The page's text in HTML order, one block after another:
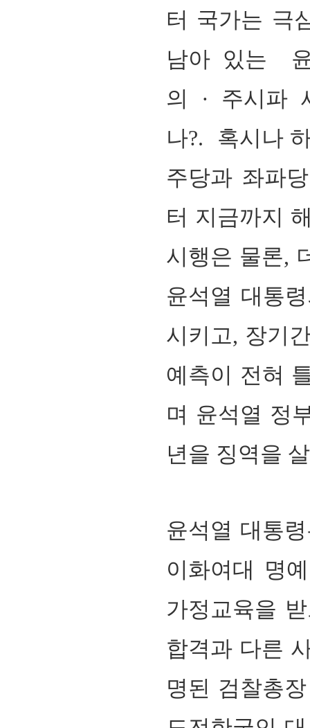
터 국가는 극
남아 있는
의 · 주시파
나?.
혹시나
주당과 좌파
터 지금까지
시행은 물론,
윤석열 대통
시키고, 장기
예측이 전혀
며 윤석열 정
년을 징역을
윤석열 대통
이화여대 명
가정교육을
합격과 다른
명된 검찰총